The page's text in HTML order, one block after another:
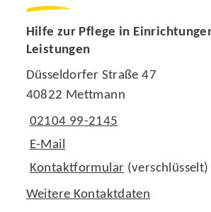
Hilfe zur Pflege in
Leistungen
Düsseldorfer Straße 47
40822 Mettmann
02104 99-2145
E-Mail
Kontaktformular (verschlüsselt)
Weitere Kontaktdaten